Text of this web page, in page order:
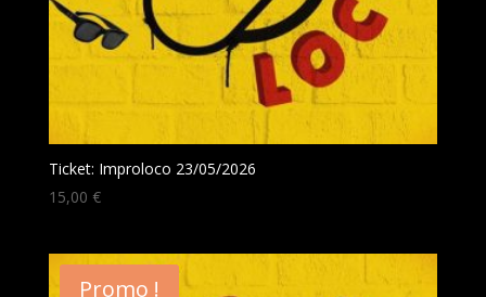
Ticket: Improloco 23/05/2026
15,00 €
Promo !